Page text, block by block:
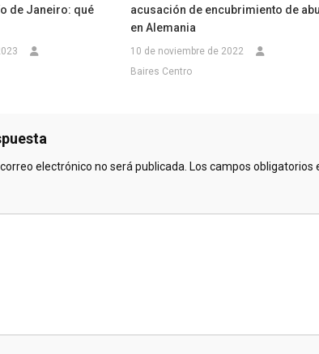
de Janeiro: qué
acusación de encubrimiento de
en Alemania
10 de noviembre de 2022
Baires Centro
electrónico no será publicada. Los campos obligatorios